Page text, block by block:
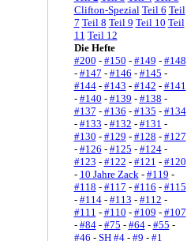
Clifton-Spezial Teil 6 Teil
7 Teil 8 Teil 9 Teil 10 Teil
11 Teil 12
Die Hefte
#200 - #150 - #149 - #148
- #147 - #146 - #145 -
#144- #143 - #142 - #141
- #140 - #139 - #138 -
#137 - #136 - #135 - #134
- #133 - #132 - #131 -
#130 - #129 - #128 - #127
- #126 - #125 - #124-
#123 - #122 - #121 - #120
- 10 Jahre Zack- #119 -
#118 - #117 - #116 - #115
- #114- #113 - #112 -
#111 - #110 - #109 - #107
- #84- #75 - #64- #55 -
#46 - SH #4- #9 - #1